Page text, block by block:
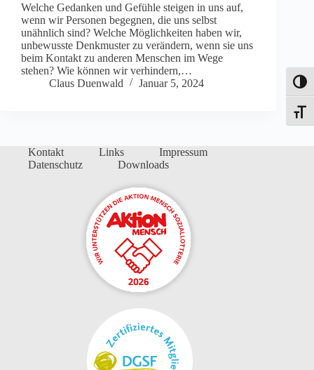
Welche Gedanken und Gefühle steigen in uns auf,
wenn wir Personen begegnen, die uns selbst
unähnlich sind? Welche Möglichkeiten haben wir,
unbewusste Denkmuster zu verändern, wenn sie uns
beim Kontakt zu anderen Menschen im Wege
stehen? Wie können wir verhindern,…
Claus Duenwald
Januar 5, 2024
Kontakt Links
Impressum
Datenschutz
Downloads